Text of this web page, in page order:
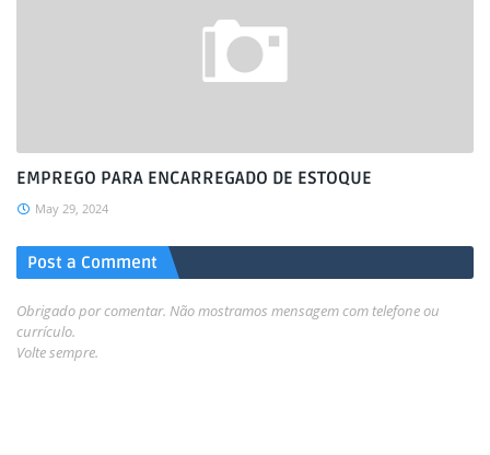
EMPREGO PARA ENCARREGADO DE ESTOQUE
May 29, 2024
Post a Comment
Obrigado por comentar. Não mostramos mensagem com telefone ou
currículo.
Volte sempre.